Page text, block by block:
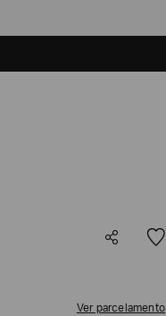
Ver parcelamento